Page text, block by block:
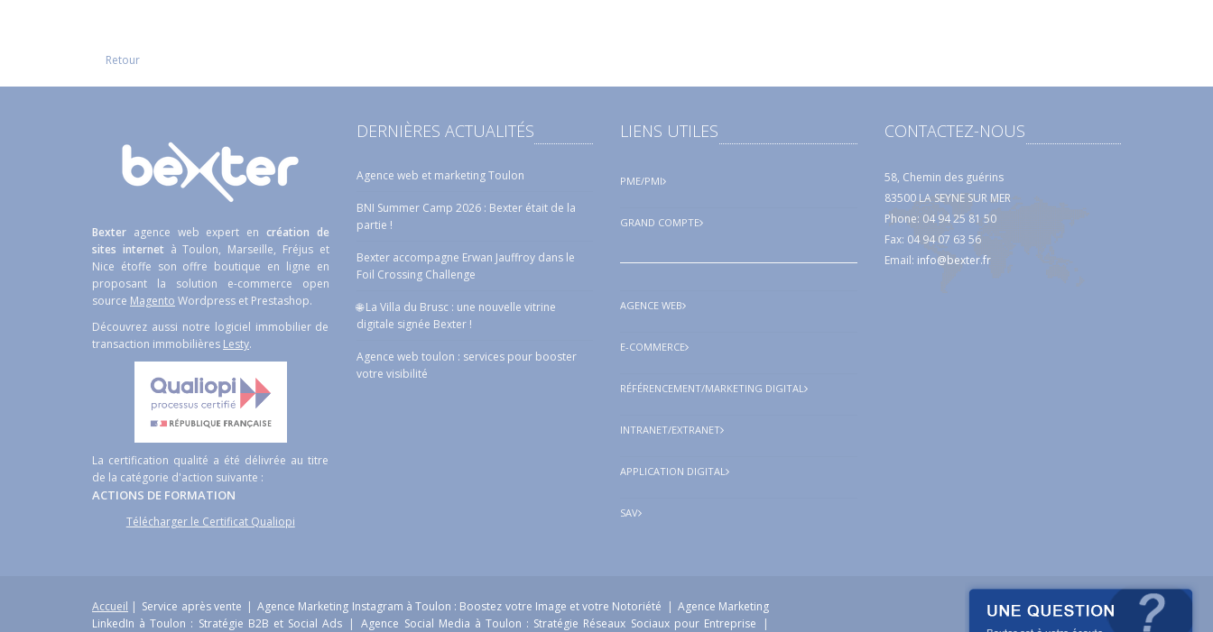
Retour
Bexter agence web expert en création de
sites internet à Toulon, Marseille, Fréjus et
Nice étoffe son offre boutique en ligne en
proposant la solution e-commerce open
source Magento Wordpress et Prestashop.
Découvrez aussi notre logiciel immobilier de
transaction immobilières Lesty.
La certification qualité a été délivrée au titre
de la catégorie d'action suivante :
ACTIONS DE FORMATION
Télécharger le Certificat Qualiopi
DERNIÈRES ACTUALITÉS
Agence web et marketing Toulon
BNI Summer Camp 2026 : Bexter était de la
partie !
Bexter accompagne Erwan Jauffroy dans le
Foil Crossing Challenge
🌐 La Villa du Brusc : une nouvelle vitrine
digitale signée Bexter !
Agence web toulon : services pour booster
votre visibilité
LIENS UTILES
PME/PMI
GRAND COMPTE
AGENCE WEB
E-COMMERCE
RÉFÉRENCEMENT/MARKETING DIGITAL
INTRANET/EXTRANET
APPLICATION DIGITAL
SAV
CONTACTEZ-NOUS
58, Chemin des guérins
83500 LA SEYNE SUR MER
Phone: 04 94 25 81 50
Fax: 04 94 07 63 56
Email: info@bexter.fr
Accueil | Service après vente | Agence Marketing Instagram à Toulon : Boostez votre Image et votre Notoriété | Agence Marketing
LinkedIn à Toulon : Stratégie B2B et Social Ads | Agence Social Media à Toulon : Stratégie Réseaux Sociaux pour Entreprise |